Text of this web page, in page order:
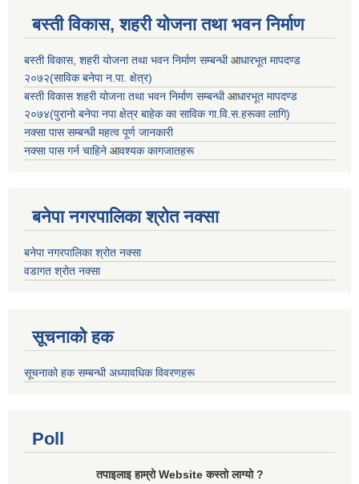
बस्ती विकास, शहरी योजना तथा भवन निर्माण
बस्ती विकास, शहरी योजना तथा भवन निर्माण सम्बन्धीआधारभूत मापदण्ड
२०७२(साविक बनेपा न.पा. क्षेत्र)
बस्ती विकास शहरी योजना तथा भवन निर्माण सम्बन्धीआधारभूत मापदण्ड
२०७४(पुरानो बनेपा नपा क्षेत्र बाहेक का साविक गा.वि.स.हरूका लागि)
नक्सा पास सम्बन्धी महत्व पूर्ण जानकारी
नक्सा पास गर्न चाहिने आवश्यक कागजातहरू
बनेपा नगरपालिका श्रोत नक्सा
बनेपा नगरपालिका श्रोत नक्सा
वडागत श्रोत नक्सा
सूचनाको हक
सूचनाको हक सम्बन्धी अध्यावधिक विवरणहरू
Poll
तपाइलाइ हाम्रो Website कस्तो लाग्यो ?